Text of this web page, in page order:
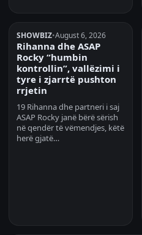
SHOWBIZ•August 6, 2026
Rihanna dhe ASAP
Rocky “humbin
kontrollin”, vallëzimi i
tyre i zjarrtë pushton
rrjetin
19 Rihanna dhe partneri i saj
ASAP Rocky janë bërë sërish
në qendër të vëmendjes, këtë
herë gjatë…